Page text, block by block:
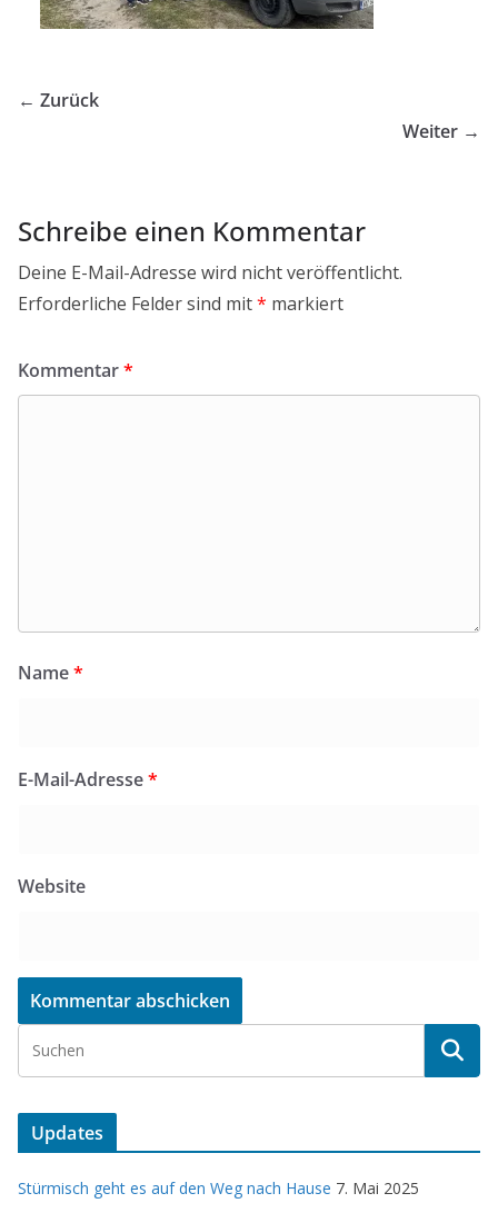
← Zurück
Weiter →
Schreibe einen Kommentar
Deine E-Mail-Adresse wird nicht veröffentlicht.
Erforderliche Felder sind mit* markiert
Kommentar*
Name*
E-Mail-Adresse*
Website
Updates
Stürmisch geht es auf den Weg nach Hause 7. Mai 2025